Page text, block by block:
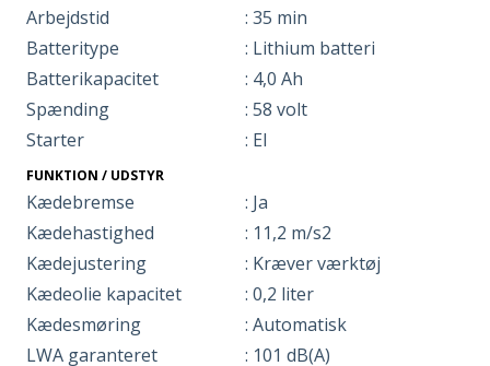
Arbejdstid
: 35 min
Batteritype
: Lithium batteri
Batterikapacitet
: 4,0 Ah
Spænding
: 58 volt
Starter
: El
FUNKTION / UDSTYR
Kædebremse
: Ja
Kædehastighed
: 11,2 m/s2
Kædejustering
: Kræver værktøj
Kædeolie kapacitet
: 0,2 liter
Kædesmøring
: Automatisk
LWA garanteret
: 101 dB(A)